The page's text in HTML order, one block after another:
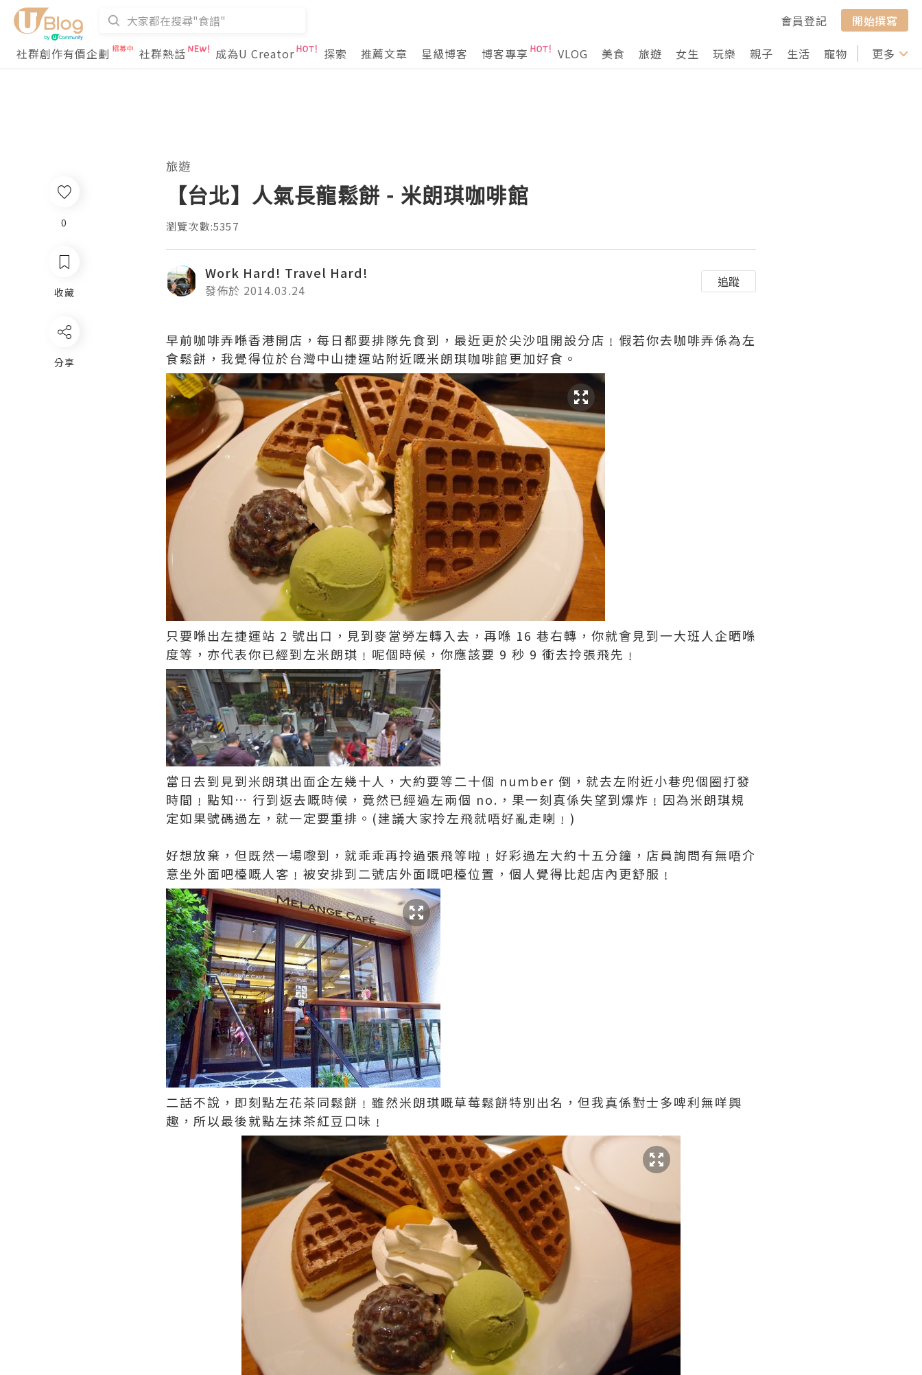
會員登記
開始撰寫
社群創作有價企劃
社群熱話 成為U Creator 探索 推薦文章 星級博客 博客專享 VLOG 美食 旅遊 女生 玩樂 親子 生活 寵物 行山 打卡
更多
0
收藏
分享
旅遊
【台北】人氣長龍鬆餅 - 米朗琪咖啡館
瀏覽次數:5357
Work Hard! Travel Hard!
發佈於 2014.03.24
追蹤
早前咖啡弄喺香港開店，每日都要排隊先食到，最近更於尖沙咀開設分店﹗假若你去咖啡弄係為左
食鬆餅，我覺得位於台灣中山捷運站附近嘅米朗琪咖啡館更加好食。
只要喺出左捷運站 2 號出口，見到麥當勞左轉入去，再喺 16 巷右轉，你就會見到一大班人企晒喺
度等，亦代表你已經到左米朗琪﹗呢個時候，你應該要 9 秒 9 衝去拎張飛先﹗
當日去到見到米朗琪出面企左幾十人，大約要等二十個 number 倒，就去左附近小巷兜個圈打發
時間﹗點知… 行到返去嘅時候，竟然已經過左兩個 no.，果一刻真係失望到爆炸﹗因為米朗琪規
定如果號碼過左，就一定要重排。(建議大家拎左飛就唔好亂走喇﹗)
好想放棄，但既然一場嚟到，就乖乖再拎過張飛等啦﹗好彩過左大約十五分鐘，店員詢問有無唔介
意坐外面吧檯嘅人客﹗被安排到二號店外面嘅吧檯位置，個人覺得比起店內更舒服﹗
二話不說，即刻點左花茶同鬆餅﹗雖然米朗琪嘅草莓鬆餅特別出名，但我真係對士多啤利無咩興
趣，所以最後就點左抹茶紅豆口味﹗